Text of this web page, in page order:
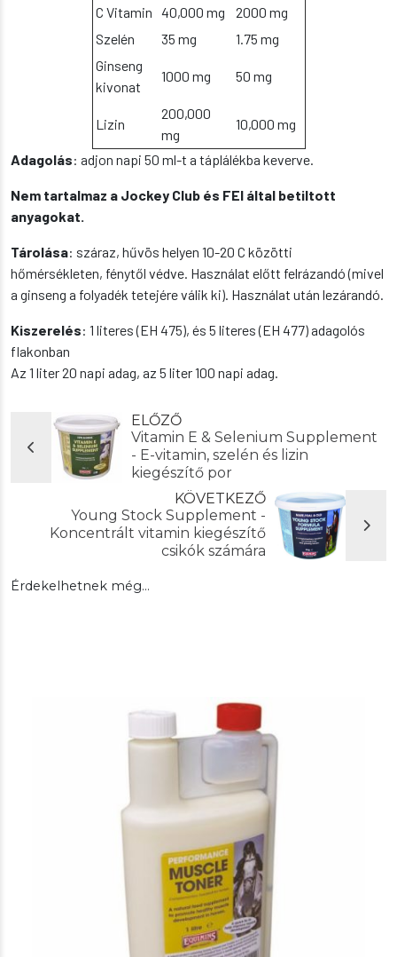
C Vitamin 40,000 mg
2000 mg
Szelén
35 mg
1.75 mg
Ginseng
kivonat
1000 mg 50 mg
Lizin
200,000
mg
10,000 mg
Adagolás: adjon napi 50 ml-t a táplálékba keverve.
Nem tartalmaz a Jockey Club és FEI által betiltott
anyagokat.
Tárolása: száraz, hűvös helyen 10-20 C közötti
hőmérsékleten, fénytől védve. Használat előtt felrázandó (mivel
a ginseng a folyadék tetejére válik ki). Használat után lezárandó.
Kiszerelés: 1 literes (EH 475), és 5 literes (EH 477) adagolós
flakonban
Az 1 liter 20 napi adag, az 5 liter 100 napi adag.
ELŐZŐ
Vitamin E & Selenium Supplement
- E-vitamin, szelén és lizin
kiegészítő por
KÖVETKEZŐ
Young Stock Supplement -
Koncentrált vitamin kiegészítő
csikók számára
Érdekelhetnek még…